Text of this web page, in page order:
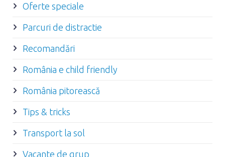
Oferte speciale
Parcuri de distractie
Recomandări
România e child friendly
România pitorească
Tips & tricks
Transport la sol
Vacante de grup